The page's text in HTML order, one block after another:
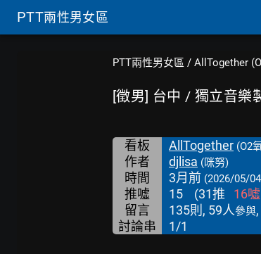
PTT兩性男女區
PTT兩性男女區 / AllTogether
[徵男] 台中 / 獨立音樂
看板 AllTogether (O2
作者 djlisa (咪努)
時間 3月前 (2026/05/
推噓 15 (31推 16噓
留言
135則, 59人參與
討論串 1/1